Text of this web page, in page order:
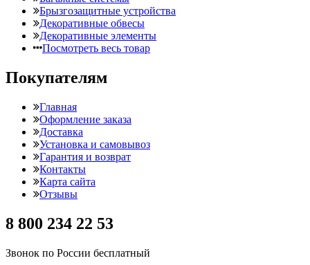
Брызгозащитные устройства
Декоративные обвесы
Декоративные элементы
Посмотреть весь товар
Покупателям
Главная
Оформление заказа
Доставка
Установка и самовывоз
Гарантия и возврат
Контакты
Карта сайта
Отзывы
8 800 234 22 53
Звонок по России бесплатный